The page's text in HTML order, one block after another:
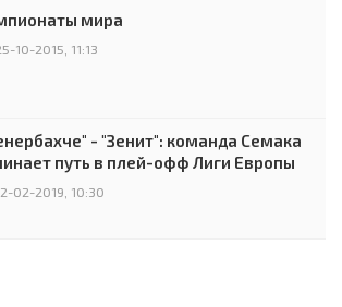
мира
10-2015, 11:13
- "Зенит": команда Семака
путь в плей-офф Лиги Европы
02-2019, 10:30